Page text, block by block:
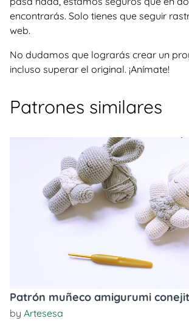
encontrarás. Solo tienes que seguir
web.
No dudamos que lograrás crear un
incluso superar el original. ¡Anímate!
Patrones similares
Patrón muñeco amigurumi
by Artesesa